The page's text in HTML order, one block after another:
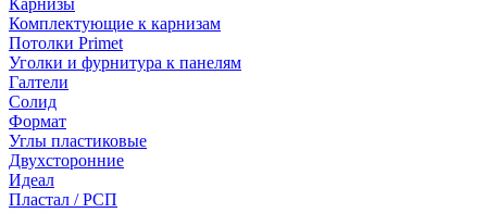
Карнизы
Комплектующие к карнизам
Потолки Primet
Уголки и фурнитура к панелям
Галтели
Солид
Формат
Углы пластиковые
Двухсторонние
Идеал
Пластал / РСП